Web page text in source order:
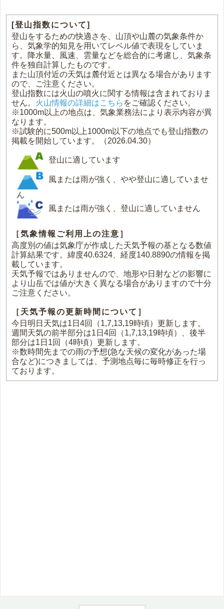
[登山指数について]
登山をするための快適さを、山頂や山麓の気象条件か
ら、気象学的知見を用いてレベル値で表現をしていま
す。降水量、風速、雲量などを総合的に考慮し、気象条
件を独自計算したものです。
また山頂付近の天気は麓付近とは異なる場合があります
ので、ご注意ください。
登山指数には火山の噴火に関する情報は含まれておりま
せん。 火山情報の詳細はこちら をご確認ください。
※1000m以上の地点は、気象業務法により表示内容が異
なります。
※試験的に500m以上1000m以下の地点でも登山指数の
掲載を開始しています。（2026.04.30）
登山に適しています
風または雨が強く、やや登山に適していませ
ん
風または雨が強く、登山に適していません
［気象情報ご利用上の注意］
高度別の値は気象庁が作成した天気予報の基となる数値
計算結果です。緯度40.6324、経度140.8890の情報を掲
載しています。
天気予報ではありませんので、地形や日射などの影響に
より山岳では値が大きく異なる場合がありますので十分
ご注意ください。
［天気予報の更新時間について］
今日明日天気は1日4回（1,7,13,19時頃）更新します。
週間天気の前半部分は1日4回（1,7,13,19時頃）、後半
部分は1日1回（4時頃）更新します。
※数時間先までの雨の予想(急な天候の変化があった場
合など)につきましては、予測地点毎に毎時修正を行っ
ております。